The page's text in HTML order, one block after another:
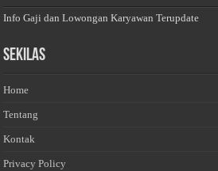
Info Gaji dan Lowongan Karyawan Terupdate
Sekilas
Home
Tentang
Kontak
Privacy Policy